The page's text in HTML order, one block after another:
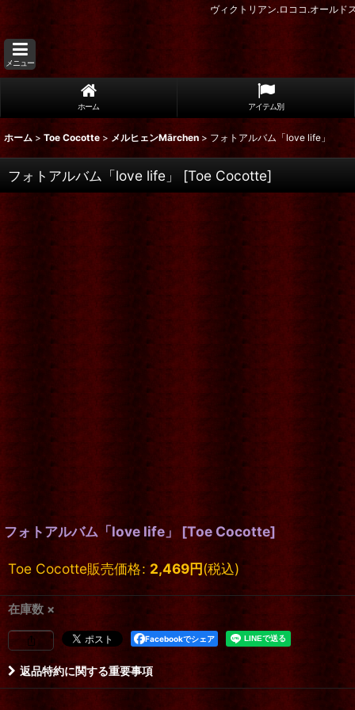
ヴィクトリアン.ロココ.オールド
メニュー
ホーム アイテム別
ホーム > Toe Cocotte > メルヒェンMārchen > フォトアルバム「love life」
フォトアルバム「love life」 [Toe Cocotte]
フォトアルバム「love life」 [Toe Cocotte]
Toe Cocotte販売価格: 2,469円(税込)
在庫数 ×
Facebookでシェア
返品特約に関する重要事項